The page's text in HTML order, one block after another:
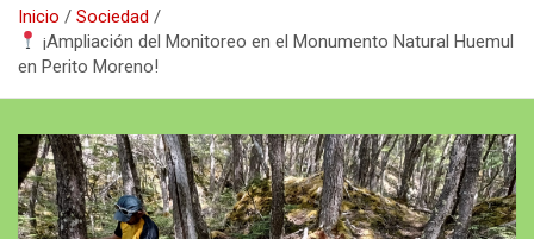
Inicio
Sociedad
¡Ampliación del Monitoreo en el Monumento Natural Huemul
en Perito Moreno!